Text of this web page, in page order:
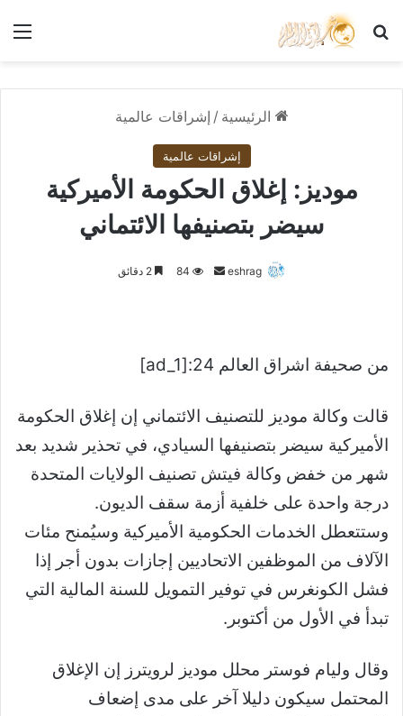
بحث عن
الرئيسية / إشراقات عالمية
إشراقات عالمية
موديز: إغلاق الحكومة الأميركية
سيضر بتصنيفها الائتماني
eshrag
أرسل 84
من صحيفة اشراق العالم 24:[ad_1]
قالت وكالة موديز للتصنيف الائتماني إن إغلاق الحكومة
الأميركية سيضر بتصنيفها السيادي، في تحذير شديد بعد
شهر من خفض وكالة فيتش تصنيف الولايات المتحدة
درجة واحدة على خلفية أزمة سقف الديون.
وستتعطل الخدمات الحكومية الأميركية وسيُمنح مئات
الآلاف من الموظفين الاتحاديين إجازات بدون أجر إذا
فشل الكونغرس في توفير التمويل للسنة المالية التي
تبدأ في الأول من أكتوبر.
وقال وليام فوستر محلل موديز لرويترز إن الإغلاق
المحتمل سيكون دليلا آخر على مدى إضعاف